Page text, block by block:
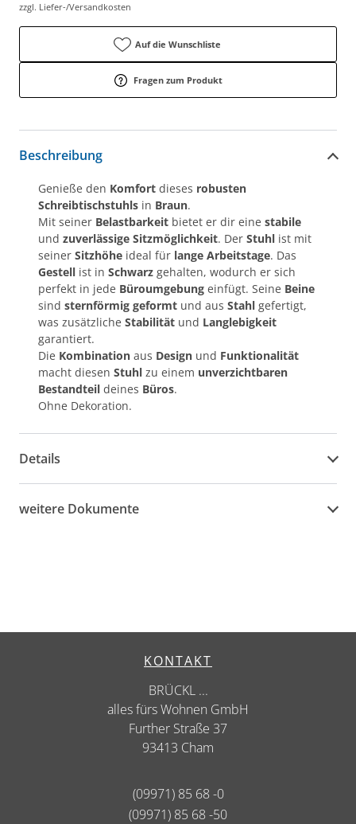
zzgl. Liefer-/Versandkosten
Auf die Wunschliste
Fragen zum Produkt
Beschreibung
Genieße den Komfort dieses robusten
Schreibtischstuhls in Braun.
Mit seiner Belastbarkeit bietet er dir eine stabile
und zuverlässige Sitzmöglichkeit. Der Stuhl ist mit
seiner Sitzhöhe ideal für lange Arbeitstage. Das
Gestell ist in Schwarz gehalten, wodurch er sich
perfekt in jede Büroumgebung einfügt. Seine Beine
sind sternförmig geformt und aus Stahl gefertigt,
was zusätzliche Stabilität und Langlebigkeit
garantiert.
Die Kombination aus Design und Funktionalität
macht diesen Stuhl zu einem unverzichtbaren
Bestandteil deines Büros.
Ohne Dekoration.
Details
weitere Dokumente
KONTAKT
BRÜCKL ...
alles fürs Wohnen GmbH
Further Straße 37
93413 Cham
(09971) 85 68 -0
(09971) 85 68 -50